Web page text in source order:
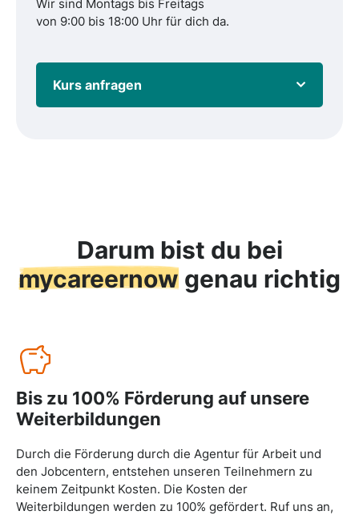
Wir sind Montags bis Freitags
von 9:00 bis 18:00 Uhr für dich da.
Kurs anfragen
Darum bist du bei
mycareernow genau richtig
Bis zu 100% Förderung auf unsere
Weiterbildungen
Durch die Förderung durch die Agentur für Arbeit und
den Jobcentern, entstehen unseren Teilnehmern zu
keinem Zeitpunkt Kosten. Die Kosten der
Weiterbildungen werden zu 100% gefördert. Ruf uns an,